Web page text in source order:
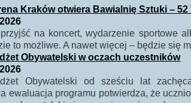
Kraków otwiera Bawialnię Sztuki – 52
na koncert, wydarzenie sportowe
to możliwe. A nawet więcej – będzie się
Obywatelski w oczach uczestników
Obywatelski od sześciu lat
ewaluacja programu potwierdza, że